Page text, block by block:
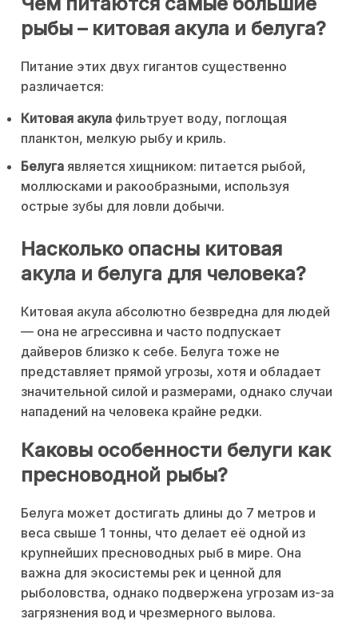
рыбы – китовая акула и белуга?
Питание этих двух гигантов существенно
различается:
Китовая акула фильтрует воду, поглощая
планктон, мелкую рыбу и криль.
Белуга является хищником: питается рыбой,
моллюсками и ракообразными, используя
острые зубы для ловли добычи.
Насколько опасны китовая
акула и белуга для человека?
Китовая акула абсолютно безвредна для людей
— она не агрессивна и часто подпускает
дайверов близко к себе. Белуга тоже не
представляет прямой угрозы, хотя и обладает
значительной силой и размерами, однако случаи
нападений на человека крайне редки.
Каковы особенности белуги как
пресноводной рыбы?
Белуга может достигать длины до 7 метров и
веса свыше 1 тонны, что делает её одной из
крупнейших пресноводных рыб в мире. Она
важна для экосистемы рек и ценной для
рыболовства, однако подвержена угрозам из-за
загрязнения вод и чрезмерного вылова.